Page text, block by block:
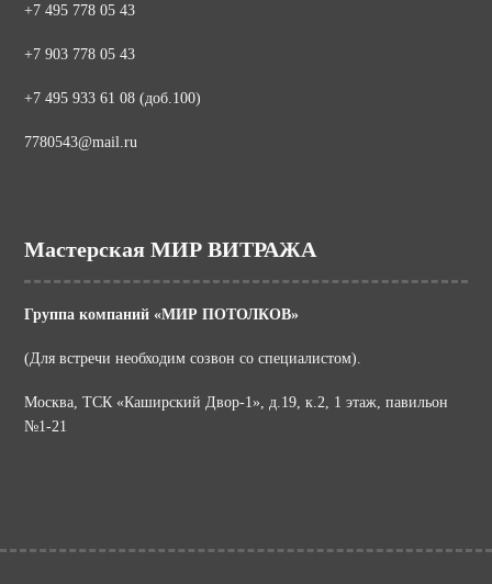
+7 495 778 05 43
+7 903 778 05 43
+7 495 933 61 08 (доб.100)
7780543@mail.ru
Мастерская МИР ВИТРАЖА
Группа компаний «МИР ПОТОЛКОВ»
(Для встречи необходим созвон со специалистом).
Москва, ТСК «Каширский Двор-1», д.19, к.2, 1 этаж, павильон
№1-21